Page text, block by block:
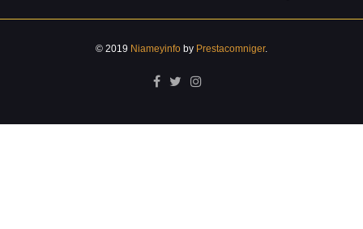
© 2019 Niameyinfo by Prestacomniger.